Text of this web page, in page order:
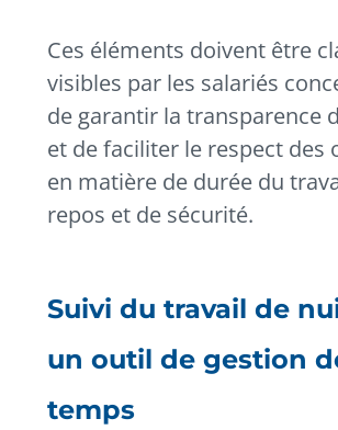
Ces éléments doivent être
visibles par les salariés
de garantir la transparence
et de faciliter le respect des
en matière de durée du
repos et de sécurité.
Suivi du travail de
un outil de gestion
temps